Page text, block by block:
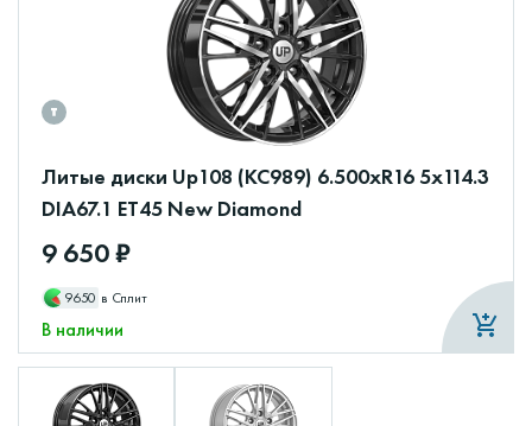
Литые диски Up108 (КС989) 6.500xR16 5x114.3
DIA67.1 ET45 New Diamond
9 650 ₽
9650 в Сплит
В наличии